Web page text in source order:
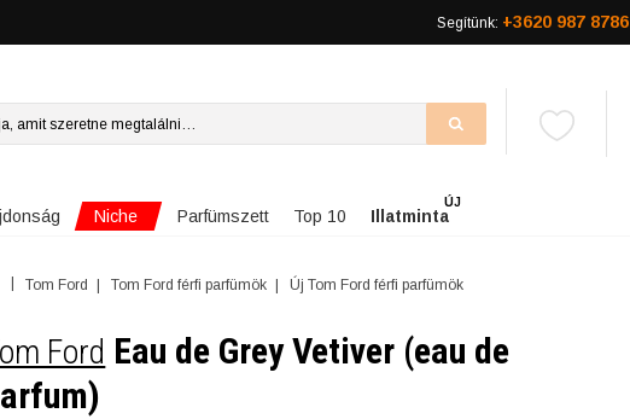
Segítünk: +3620 987 8786
Niche Parfümszett Top 10 Illatminta
ÚJ
Tom Ford Tom Ford férfi parfümök Új Tom Ford férfi parfümök
Ford Eau de Grey Vetiver (eau de